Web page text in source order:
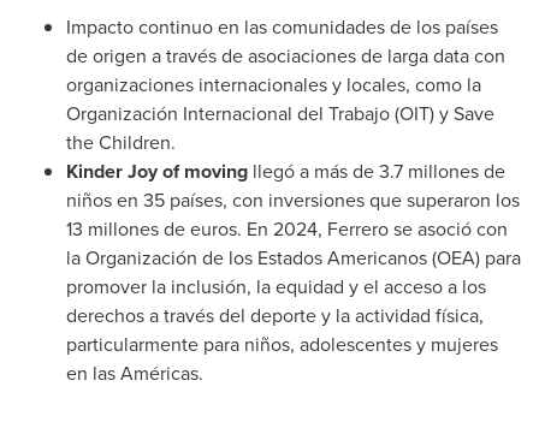
Impacto continuo en las comunidades de los países
de origen a través de asociaciones de larga data con
organizaciones internacionales y locales, como la
Organización Internacional del Trabajo (OIT) y Save
the Children.
Kinder Joy of moving llegó a más de 3.7 millones de
niños en 35 países, con inversiones que superaron los
13 millones de euros. En 2024, Ferrero se asoció con
la Organización de los Estados Americanos (OEA) para
promover la inclusión, la equidad y el acceso a los
derechos a través del deporte y la actividad física,
particularmente para niños, adolescentes y mujeres
en las Américas.